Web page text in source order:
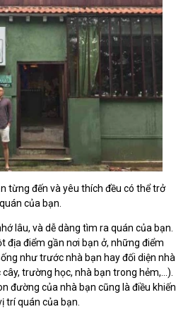
từng đến và yêu thích đều có thể trở
của bạn.
lâu, và dễ dàng tìm ra quán của bạn.
địa điểm gần nơi bạn ở, những điểm
như trước nhà bạn hay đối diện nhà
trường học, nhà bạn trong hẻm,...).
đường của nhà bạn cũng là điều khiến
trí quán của bạn.